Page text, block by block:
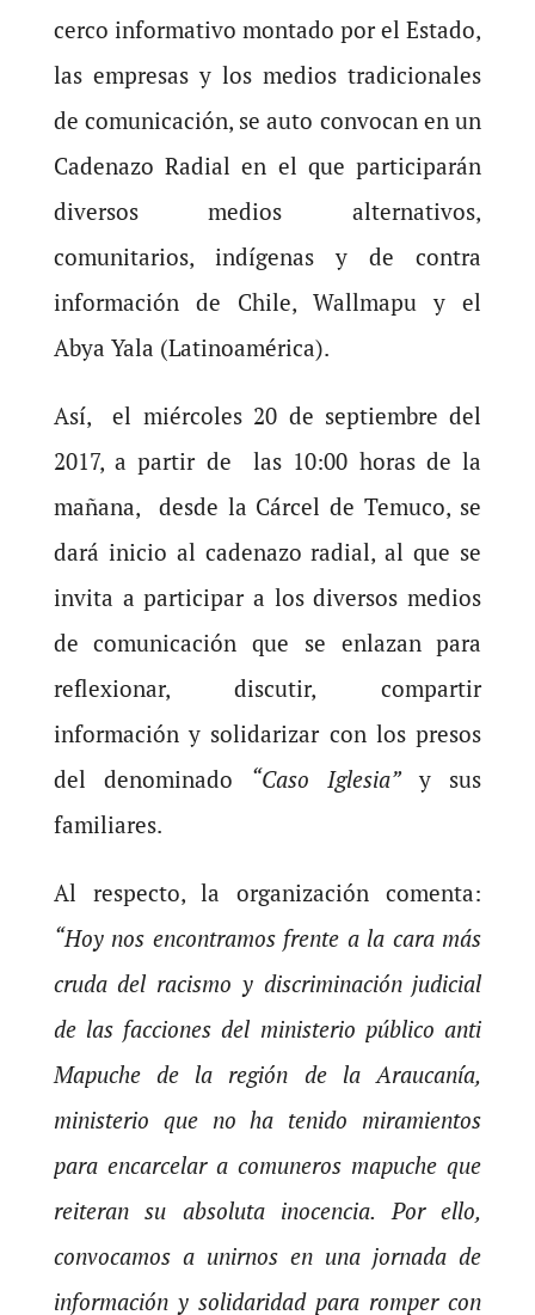
cerco informativo montado por el Estado,
las empresas y los medios tradicionales
de comunicación, se auto convocan en un
Cadenazo Radial en el que participarán
diversos medios alternativos,
comunitarios, indígenas y de contra
información de Chile, Wallmapu y el
Abya Yala (Latinoamérica).
Así, el miércoles 20 de septiembre del
2017, a partir de las 10:00 horas de la
mañana, desde la Cárcel de Temuco, se
dará inicio al cadenazo radial, al que se
invita a participar a los diversos medios
de comunicación que se enlazan para
reflexionar, discutir, compartir
información y solidarizar con los presos
del denominado “Caso Iglesia”y sus
familiares.
Al respecto, la organización comenta:
“Hoy nos encontramos frente a la cara más
cruda del racismo y discriminación judicial
de las facciones del ministerio público anti
Mapuche de la región de la Araucanía,
ministerio que no ha tenido miramientos
para encarcelar a comuneros mapuche que
reiteran su absoluta inocencia. Por ello,
convocamos a unirnos en una jornada de
información y solidaridad para romper con